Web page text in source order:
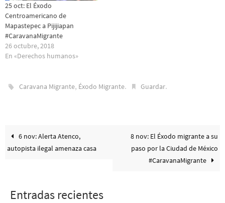
25 oct: El Éxodo
Centroamericano de
Mapastepec a Pijijiapan
#CaravanaMigrante
26 octubre, 2018
En «Derechos humanos»
Caravana Migrante, Éxodo Migrante. Guardar.
6 nov: Alerta Atenco,
autopista ilegal amenaza casa
8 nov: El Éxodo migrante a su
paso por la Ciudad de México
#CaravanaMigrante
Entradas recientes